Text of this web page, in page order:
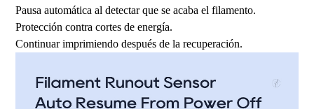
Pausa automática al detectar que se acaba el filamento.
Protección contra cortes de energía.
Continuar imprimiendo después de la recuperación.